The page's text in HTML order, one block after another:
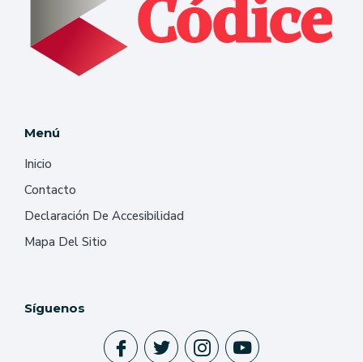
Menú
Inicio
Contacto
Declaración De Accesibilidad
Mapa Del Sitio
Síguenos